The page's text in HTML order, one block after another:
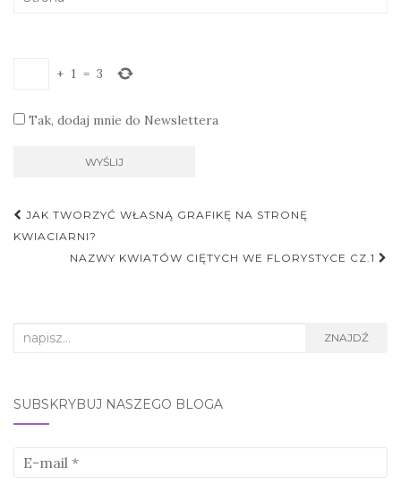
+ 1 = 3
Tak, dodaj mnie do Newslettera
Nawigacja
postu
JAK TWORZYĆ WŁASNĄ GRAFIKĘ NA STRONĘ
KWIACIARNI?
NAZWY KWIATÓW CIĘTYCH WE FLORYSTYCE CZ.1
Search
ZNAJDŹ
SUBSKRYBUJ NASZEGO BLOGA